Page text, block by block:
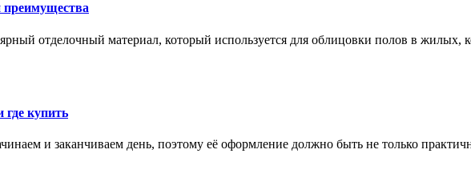
преимущества
отделочный материал, который используется для облицовки полов в
купить
и заканчиваем день, поэтому её оформление должно быть не только